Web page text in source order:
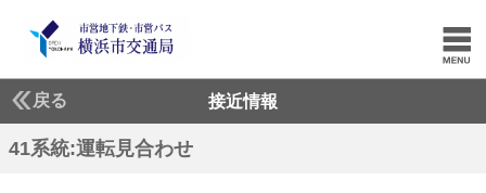
戻る 接近情報
41系統:運転見合わせ